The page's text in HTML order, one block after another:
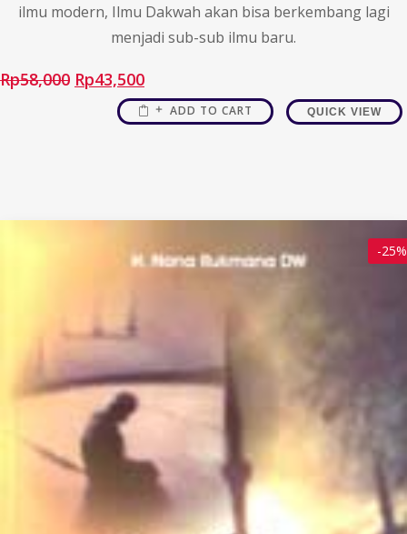
ilmu modern, Ilmu Dakwah akan bisa berkembang lagi
menjadi sub-sub ilmu baru.
Rp58,000 Rp43,500
ADD TO CART QUICK VIEW
-25%